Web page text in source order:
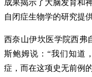
成果揭示了大脑发育和
自闭症生物学的研究提
西奈山伊坎医学院西弗
斯鲍姆说：“我们知道
症，而在这项史无前例